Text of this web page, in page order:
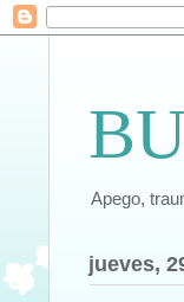
Apego,
jueves,